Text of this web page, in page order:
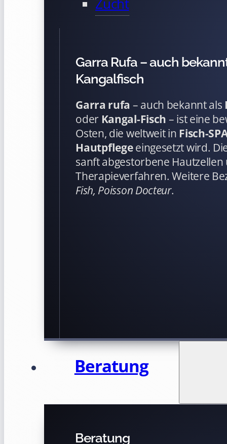
Garra Rufa – auch
Kangalfisch
Garra rufa – auch bekannt als
oder Kangal-Fisch – ist eine
Osten, die weltweit in Fisch-
Hautpflegeeingesetzt wird.
sanft abgestorbene
Therapieverfahren. Weitere
Fish, Poisson Docteur.
Beratung
Beratung